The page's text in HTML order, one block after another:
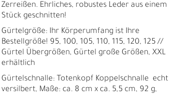
Ü
Zerreißen. Ehrliches, robustes Leder aus einem
Stück geschnitten!
Gürtelgröße: Ihr Körperumfang ist Ihre
Bestellgröße! 95, 100, 105, 110, 115, 120, 125 //
Gürtel Übergrößen, Gürtel große Größen, XXL
erhältlich
Gürtelschnalle: Totenkopf Koppelschnalle echt
versilbert, Maße: ca. 8 cm x ca. 5,5 cm, 92 g,